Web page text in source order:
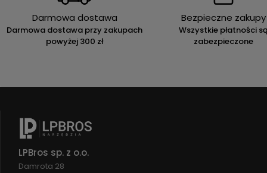
Darmowa dostawa
Darmowa dostawa przy zakupach
powyżej 300 zł
Bezpieczne zakupy
Wszystkie płatności
zabezpieczone
LPBros sp. z o.o.
Damrota 28